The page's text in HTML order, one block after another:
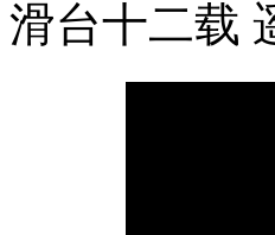
滑台十二载